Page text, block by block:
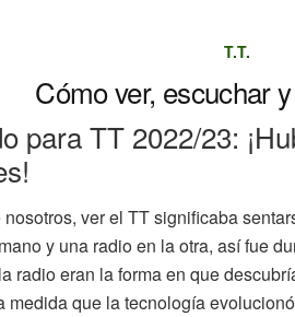
T.T.
Cómo ver, escuchar
para TT 2022/23:
ver el TT significaba
y una radio en la otra, así fue
radio eran la forma en que
medida que la tecnología